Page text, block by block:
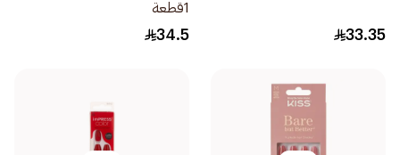
33.35
1قطعة
34.5